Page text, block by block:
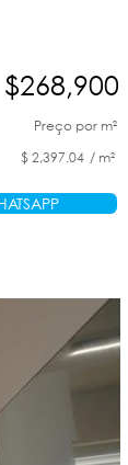
$268,900
Preço por m²
$ 2,397.04 / m²